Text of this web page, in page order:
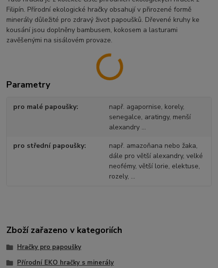
Filipín. Přírodní ekologické hračky obsahují v přirozené formě
minerály důležité pro zdravý život papoušků. Dřevené kruhy ke
kousání jsou doplněny bambusem, kokosem a lasturami
zavěšenými na sisálovém provaze.
Parametry
pro malé papoušky
např. agapornise, korely,
senegalce, aratingy, menší
alexandry ...
pro střední papoušky
např. amazoňana nebo žaka,
dále pro větší alexandry, velké
neofémy, větší lorie, elektuse,
rozely, ...
Zboží zařazeno v kategoriích
Hračky pro papoušky
Přírodní EKO hračky s minerály